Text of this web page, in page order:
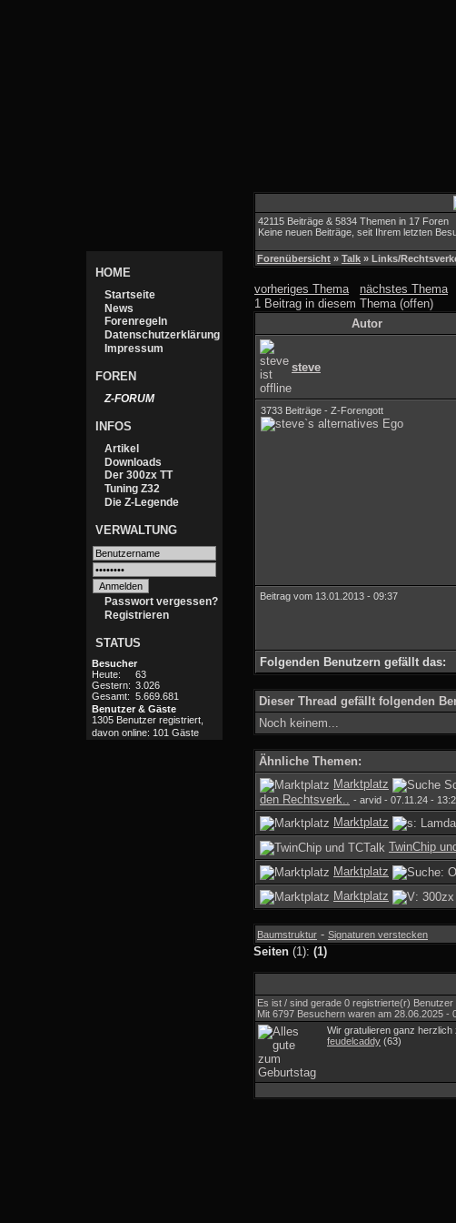
HOME
Startseite
News
Forenregeln
Datenschutzerklärung
Impressum
FOREN
Z-FORUM
INFOS
Artikel
Downloads
Der 300zx TT
Tuning Z32
Die Z-Legende
VERWALTUNG
Passwort vergessen?
Registrieren
STATUS
Besucher
Heute:
63
Gestern: 3.026
Gesamt: 5.669.681
Benutzer & Gäste
1305 Benutzer registriert,
davon online: 101 Gäste
42115 Beiträge & 5834 Themen in 17 Foren
Keine neuen Beiträge, seit Ihrem letzten
Forenübersicht » Talk » Links/
vorheriges Thema nächstes Thema
1 Beitrag in diesem Thema (offen)
Autor
steve
3733 Beiträge - Z-Forengott
Beitrag vom 13.01.2013 - 09:37
Folgenden Benutzern gefällt das:
Dieser Thread gefällt folgenden
Noch keinem...
Ähnliche Themen:
Marktplatz
den Rechtsverk..
- arvid - 07.11.24 -
Marktplatz
TwinChip
Marktplatz
Marktplatz
Baumstruktur - Signaturen verstecken
Seiten (1): (1)
Es ist / sind gerade 0 registrierte(r)
Mit 6797 Besuchern waren am 28.06.2025 -
Wir gratulieren ganz herzlich
feudelcaddy (63)